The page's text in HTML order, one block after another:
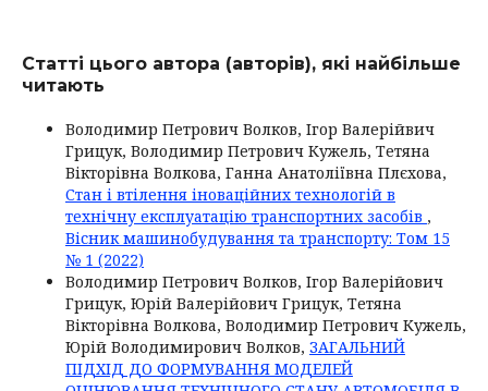
Статті цього автора (авторів), які найбільше
читають
Володимир Петрович Волков, Ігор Валерійвич
Грицук, Володимир Петрович Кужель, Тетяна
Вікторівна Волкова, Ганна Анатоліївна Плєхова,
Стан і втілення іноваційних технологій в
технічну експлуатацію транспортних засобів ,
Вісник машинобудування та транспорту: Том 15
№ 1 (2022)
Володимир Петрович Волков, Ігор Валерійович
Грицук, Юрій Валерійович Грицук, Тетяна
Вікторівна Волкова, Володимир Петрович Кужель,
Юрій Володимирович Волков, ЗАГАЛЬНИЙ
ПІДХІД ДО ФОРМУВАННЯ МОДЕЛЕЙ